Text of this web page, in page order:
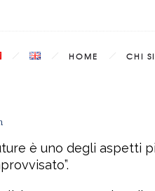
HOME CHI
è uno degli aspetti